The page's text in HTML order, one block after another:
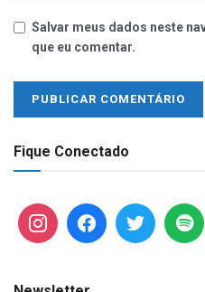
Salvar meus dados neste
que eu comentar.
Fique Conectado